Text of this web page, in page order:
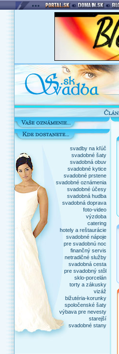
svadby na kľúč
svadobné šaty
svadobná obuv
svadobné kytice
svadobné prstene
svadobné oznámenia
svadobné účesy
svadobná hudba
svadobná doprava
foto-video
výzdoba
catering
hotely a reštaurácie
svadobné nápoje
pre svadobnú noc
finančný servis
netradičné služby
svadobná cesta
pre svadobný stôl
sklo-porcelán
torty a zákusky
vizáž
bižutéria-korunky
spoločenské šaty
výbava pre nevesty
starejší
svadobné stany